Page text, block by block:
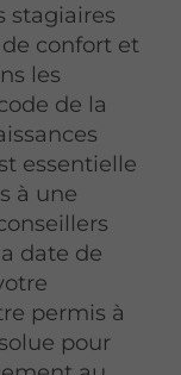
stagiaires
confort et
les
de la
essentielle
à une
date de
permis à
pour